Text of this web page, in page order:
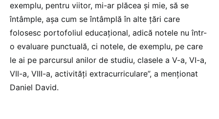
exemplu, pentru viitor, mi-ar plăcea și mie, să se
întâmple, așa cum se întâmplă în alte țări care
folosesc portofoliul educațional, adică notele nu într-
o evaluare punctuală, ci notele, de exemplu, pe care
le ai pe parcursul anilor de studiu, clasele a V-a, VI-a,
VII-a, VIII-a, activități extracurriculare”, a menționat
Daniel David.